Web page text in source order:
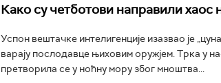
Како су четботови направили хаос
Успон вештачке интелигенције изазвао је
варају послодавце њиховим оружјем. Трка у
претворила се у ноћну мору због мноштва...